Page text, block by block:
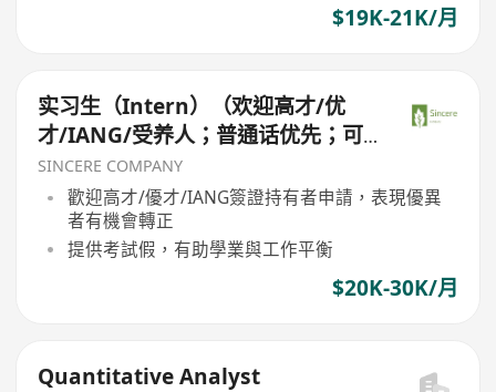
$19K-21K/月
实习生（Intern）（欢迎高才/优
才/IANG/受养人；普通话优先；可
转正/续签）
SINCERE COMPANY
歡迎高才/優才/IANG簽證持有者申請，表現優異
者有機會轉正
提供考試假，有助學業與工作平衡
$20K-30K/月
Quantitative Analyst